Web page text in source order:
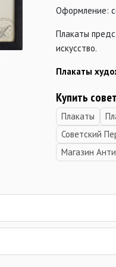
Оформление:
Плакаты
искусство.
Плакаты
Купить
Плакаты
Советский
Магазин